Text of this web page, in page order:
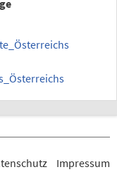
Impressum